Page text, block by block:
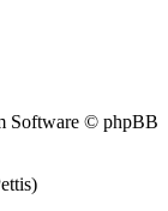
Software © phpBB